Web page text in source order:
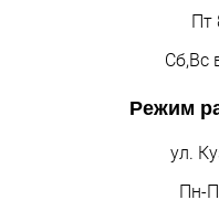
Пт
Сб,Вс
Режим
ул.
Пн-